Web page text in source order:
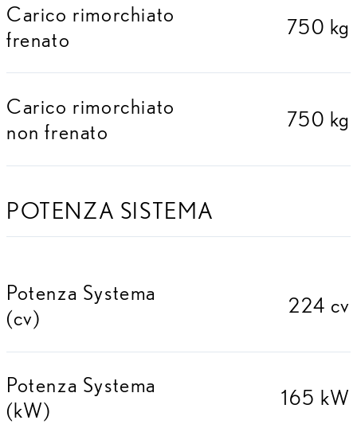
Carico rimorchiato
frenato
750 kg
Carico rimorchiato
non frenato
750 kg
POTENZA SISTEMA
Potenza Systema
(cv)
224 cv
Potenza Systema
(kW)
165 kW